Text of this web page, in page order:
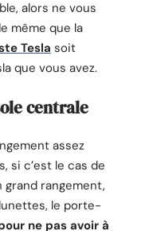
alors ne vous
même que la
Tesla soit
que vous avez.
centrale
assez
si c’est le cas de
rangement,
le porte-
ne pas avoir à